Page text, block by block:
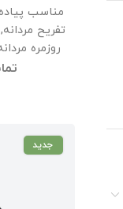
(1)
مناسب
تفریح مردانه,
روزمره
جدید